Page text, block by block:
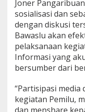
Joner
sosialisasi dan
dengan diskusi
Bawaslu akan
pelaksanaan
Informasi yang
bersumber dari
“Partisipasi
kegiatan Pemilu,
dan menshare